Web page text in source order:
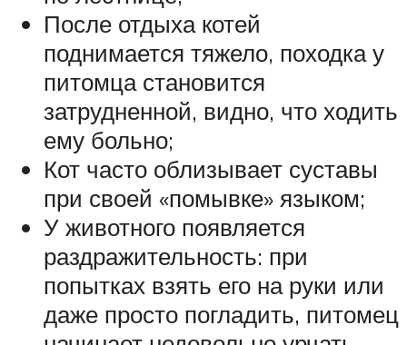
После отдыха котей
поднимается тяжело, походка у
питомца становится
затрудненной, видно, что ходить
ему больно;
Кот часто облизывает суставы
при своей «помывке» языком;
У животного появляется
раздражительность: при
попытках взять его на руки или
даже просто погладить, питомец